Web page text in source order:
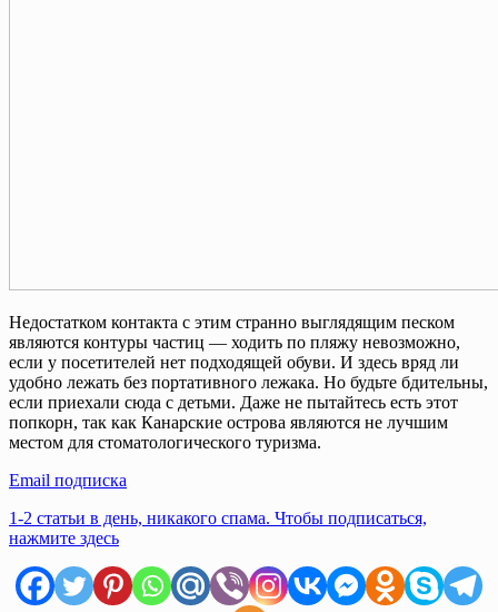
Недостатком контакта с этим странно выглядящим песком
являются контуры частиц — ходить по пляжу невозможно,
если у посетителей нет подходящей обуви. И здесь вряд ли
удобно лежать без портативного лежака. Но будьте бдительны,
если приехали сюда с детьми. Даже не пытайтесь есть этот
попкорн, так как Канарские острова являются не лучшим
местом для стоматологического туризма.
Email подписка
1-2 статьи в день, никакого спама. Чтобы подписаться,
нажмите здесь